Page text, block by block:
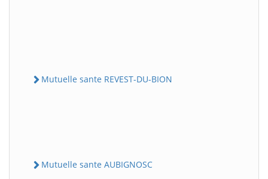
Mutuelle sante REVEST-DU-BION
Mutuelle sante AUBIGNOSC